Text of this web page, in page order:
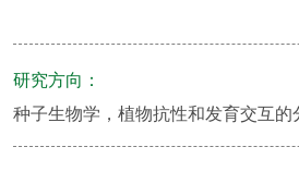
研究方向：
种子生物学，植物抗性和发育交互的